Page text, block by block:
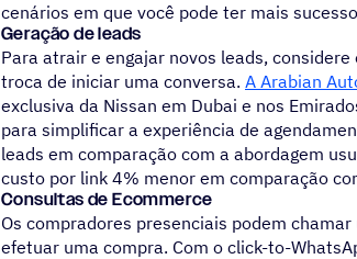
cenários em que você pode ter mais
Geração de leads
Para atrair e engajar novos leads,
troca de iniciar uma conversa. A Arabian
exclusiva da Nissan em Dubai e nos
para simplificar a experiência de
leads em comparação com a abordagem
custo por link 4% menor em comparação
Consultas de Ecommerce
Os compradores presenciais podem
efetuar uma compra. Com o click-to-